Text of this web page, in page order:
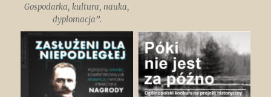
Gospodarka, kultura, nauka,
dyplomacja”.